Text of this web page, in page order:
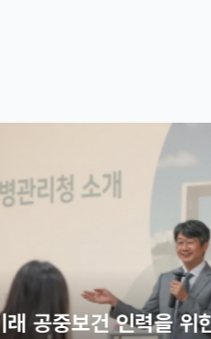
래 공중보건 인력을 위